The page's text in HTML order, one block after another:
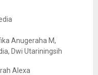
Anugeraha M,
Dwi Utariningsih
Alexa